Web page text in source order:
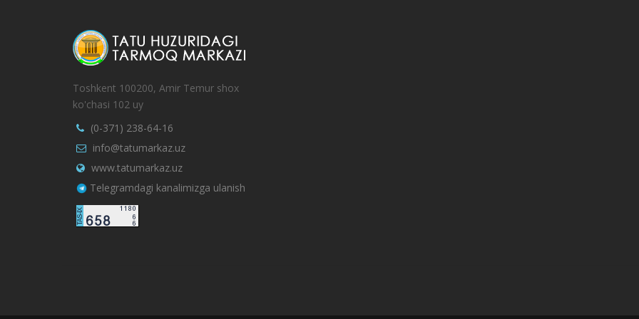
Toshkent 100200, Amir Temur shox
ko'chasi 102 uy
(0-371) 238-64-16
info@tatumarkaz.uz
www.tatumarkaz.uz
Telegramdagi kanalimizga ulanish